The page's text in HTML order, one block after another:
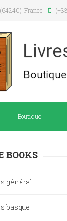
France
Boutique
BOOKS
général
basque